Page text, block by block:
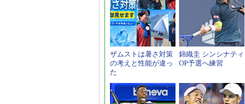
ザムストは暑さ対策
の考えと性能が違っ
た
錦織圭 シンシナティ
OP予選へ練習